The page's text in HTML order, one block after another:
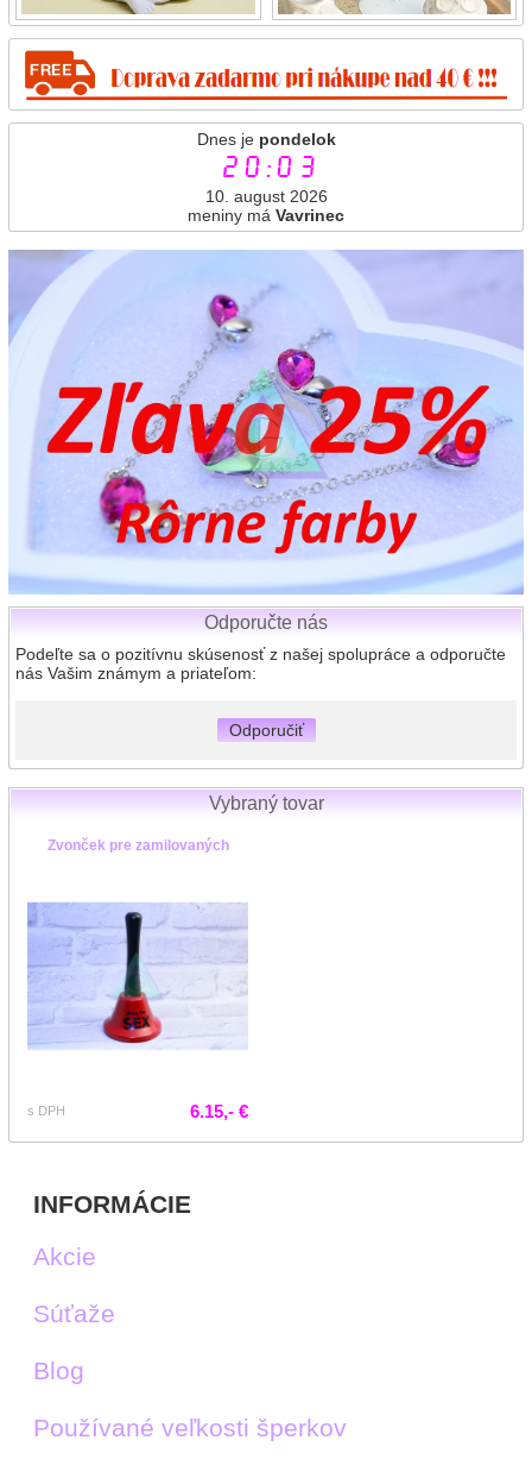
Dnes je pondelok
20:03
10. august 2026
meniny má Vavrinec
Odporučte nás
Podeľte sa o pozitívnu skúsenosť z našej spolupráce a odporučte
nás Vašim známym a priateľom:
Odporučiť
Vybraný tovar
Zvonček pre zamilovaných
s DPH 6.15,- €
INFORMÁCIE
Akcie
Súťaže
Blog
Používané veľkosti šperkov